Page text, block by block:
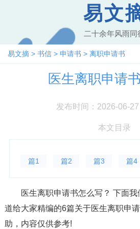
易文
二十余年风雨同
易文摘 > 书信 > 申请书 > 离职申请书
医生离职申请
发布时间：2026-06-
本文目录
篇1 篇2 篇3 篇4
医生离职申请书怎么写？ 下面
道给大家精编的6篇关于医生离职申
助，内容仅供参考!